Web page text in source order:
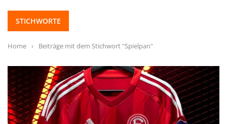
STICHWORTE
Home › Beiträge mit dem Stichwort "Spielpan"